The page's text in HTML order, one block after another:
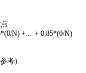
N) + ... + 0.85*(0/N)
考）